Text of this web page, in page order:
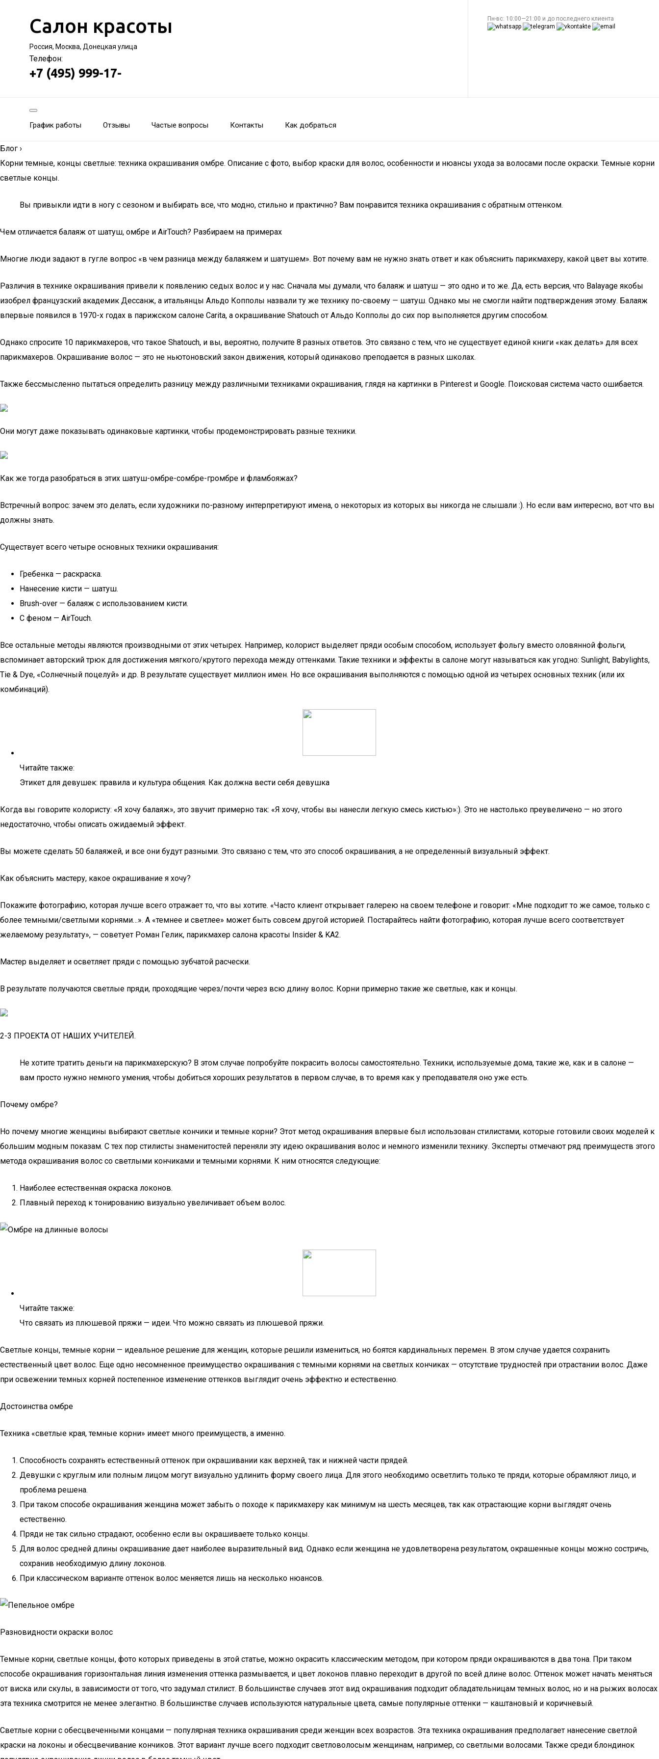
Салон красоты
Россия, Москва, Донецкая улица
Телефон:
+7 (495) 999-17-
Пн-вс: 10:00—21:00 и до последнего клиента
График работы Отзывы Частые вопросы Контакты Как добраться
Блог ›
Корни темные, концы светлые: техника окрашивания омбре. Описание с фото, выбор краски для волос, особенности и нюансы ухода за волосами после окраски. Темные корни
светлые концы.
Вы привыкли идти в ногу с сезоном и выбирать все, что модно, стильно и практично? Вам понравится техника окрашивания с обратным оттенком.
Чем отличается балаяж от шатуш, омбре и AirTouch? Разбираем на примерах
Многие люди задают в гугле вопрос «в чем разница между балаяжем и шатушем». Вот почему вам не нужно знать ответ и как объяснить парикмахеру, какой цвет вы хотите.
Различия в технике окрашивания привели к появлению седых волос и у нас. Сначала мы думали, что балаяж и шатуш — это одно и то же. Да, есть версия, что Balayage якобы
изобрел французский академик Дессанж, а итальянцы Альдо Копполы назвали ту же технику по-своему — шатуш. Однако мы не смогли найти подтверждения этому. Балаяж
впервые появился в 1970-х годах в парижском салоне Carita, а окрашивание Shatouch от Альдо Копполы до сих пор выполняется другим способом.
Однако спросите 10 парикмахеров, что такое Shatouch, и вы, вероятно, получите 8 разных ответов. Это связано с тем, что не существует единой книги «как делать» для всех
парикмахеров. Окрашивание волос — это не ньютоновский закон движения, который одинаково преподается в разных школах.
Также бессмысленно пытаться определить разницу между различными техниками окрашивания, глядя на картинки в Pinterest и Google. Поисковая система часто ошибается.
Они могут даже показывать одинаковые картинки, чтобы продемонстрировать разные техники.
Как же тогда разобраться в этих шатуш-омбре-сомбре-громбре и фламбояжах?
Встречный вопрос: зачем это делать, если художники по-разному интерпретируют имена, о некоторых из которых вы никогда не слышали :). Но если вам интересно, вот что вы
должны знать.
Существует всего четыре основных техники окрашивания:
Гребенка — раскраска.
Нанесение кисти — шатуш.
Brush-over — балаяж с использованием кисти.
С феном — AirTouch.
Все остальные методы являются производными от этих четырех. Например, колорист выделяет пряди особым способом, использует фольгу вместо оловянной фольги,
вспоминает авторский трюк для достижения мягкого/крутого перехода между оттенками. Такие техники и эффекты в салоне могут называться как угодно: Sunlight, Babylights,
Tie & Dye, «Солнечный поцелуй» и др. В результате существует миллион имен. Но все окрашивания выполняются с помощью одной из четырех основных техник (или их
комбинаций).
Читайте также:
Этикет для девушек: правила и культура общения. Как должна вести себя девушка
Когда вы говорите колористу: «Я хочу балаяж», это звучит примерно так: «Я хочу, чтобы вы нанесли легкую смесь кистью»:). Это не настолько преувеличено — но этого
недостаточно, чтобы описать ожидаемый эффект.
Вы можете сделать 50 балаяжей, и все они будут разными. Это связано с тем, что это способ окрашивания, а не определенный визуальный эффект.
Как объяснить мастеру, какое окрашивание я хочу?
Покажите фотографию, которая лучше всего отражает то, что вы хотите. «Часто клиент открывает галерею на своем телефоне и говорит: «Мне подходит то же самое, только с
более темными/светлыми корнями…». А «темнее и светлее» может быть совсем другой историей. Постарайтесь найти фотографию, которая лучше всего соответствует
желаемому результату», — советует Роман Гелик, парикмахер салона красоты Insider & KA2.
Мастер выделяет и осветляет пряди с помощью зубчатой расчески.
В результате получаются светлые пряди, проходящие через/почти через всю длину волос. Корни примерно такие же светлые, как и концы.
2-3 ПРОЕКТА ОТ НАШИХ УЧИТЕЛЕЙ.
Не хотите тратить деньги на парикмахерскую? В этом случае попробуйте покрасить волосы самостоятельно. Техники, используемые дома, такие же, как и в салоне —
вам просто нужно немного умения, чтобы добиться хороших результатов в первом случае, в то время как у преподавателя оно уже есть.
Почему омбре?
Но почему многие женщины выбирают светлые кончики и темные корни? Этот метод окрашивания впервые был использован стилистами, которые готовили своих моделей к
большим модным показам. С тех пор стилисты знаменитостей переняли эту идею окрашивания волос и немного изменили технику. Эксперты отмечают ряд преимуществ этого
метода окрашивания волос со светлыми кончиками и темными корнями. К ним относятся следующие:
Наиболее естественная окраска локонов.
Плавный переход к тонированию визуально увеличивает объем волос.
Читайте также:
Что связать из плюшевой пряжи — идеи. Что можно связать из плюшевой пряжи.
Светлые концы, темные корни — идеальное решение для женщин, которые решили измениться, но боятся кардинальных перемен. В этом случае удается сохранить
естественный цвет волос. Еще одно несомненное преимущество окрашивания с темными корнями на светлых кончиках — отсутствие трудностей при отрастании волос. Даже
при освежении темных корней постепенное изменение оттенков выглядит очень эффектно и естественно.
Достоинства омбре
Техника «светлые края, темные корни» имеет много преимуществ, а именно.
Способность сохранять естественный оттенок при окрашивании как верхней, так и нижней части прядей.
Девушки с круглым или полным лицом могут визуально удлинить форму своего лица. Для этого необходимо осветлить только те пряди, которые обрамляют лицо, и
проблема решена.
При таком способе окрашивания женщина может забыть о походе к парикмахеру как минимум на шесть месяцев, так как отрастающие корни выглядят очень
естественно.
Пряди не так сильно страдают, особенно если вы окрашиваете только концы.
Для волос средней длины окрашивание дает наиболее выразительный вид. Однако если женщина не удовлетворена результатом, окрашенные концы можно состричь,
сохранив необходимую длину локонов.
При классическом варианте оттенок волос меняется лишь на несколько нюансов.
Разновидности окраски волос
Темные корни, светлые концы, фото которых приведены в этой статье, можно окрасить классическим методом, при котором пряди окрашиваются в два тона. При таком
способе окрашивания горизонтальная линия изменения оттенка размывается, и цвет локонов плавно переходит в другой по всей длине волос. Оттенок может начать меняться
от виска или скулы, в зависимости от того, что задумал стилист. В большинстве случаев этот вид окрашивания подходит обладательницам темных волос, но и на рыжих волосах
эта техника смотрится не менее элегантно. В большинстве случаев используются натуральные цвета, самые популярные оттенки — каштановый и коричневый.
Светлые корни с обесцвеченными концами — популярная техника окрашивания среди женщин всех возрастов. Эта техника окрашивания предполагает нанесение светлой
краски на локоны и обесцвечивание кончиков. Этот вариант лучше всего подходит светловолосым женщинам, например, со светлыми волосами. Также среди блондинок